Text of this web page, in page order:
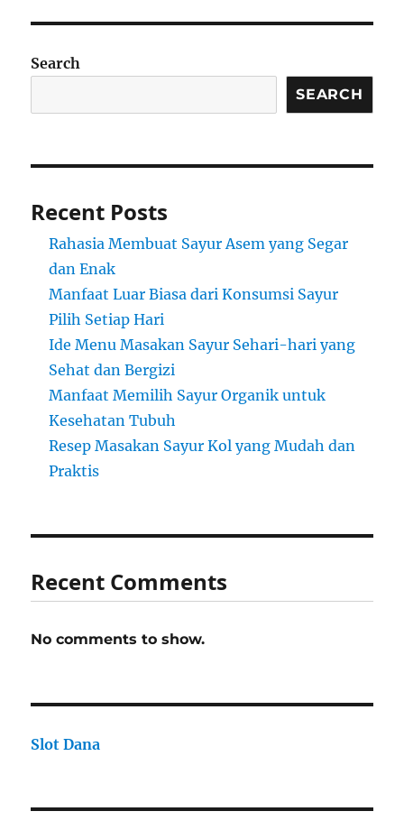
Search
SEARCH
Recent Posts
Rahasia Membuat Sayur Asem yang Segar
dan Enak
Manfaat Luar Biasa dari Konsumsi Sayur
Pilih Setiap Hari
Ide Menu Masakan Sayur Sehari-hari yang
Sehat dan Bergizi
Manfaat Memilih Sayur Organik untuk
Kesehatan Tubuh
Resep Masakan Sayur Kol yang Mudah dan
Praktis
Recent Comments
No comments to show.
Slot Dana